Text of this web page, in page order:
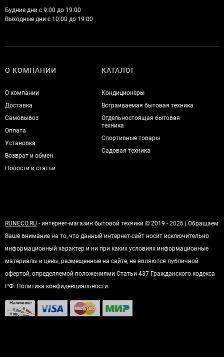
Будние дни с 9:00 до 19:00
Выходные дни с 10:00 до 19:00
О КОМПАНИИ
О компании
Доставка
Самовывоз
Оплата
Установка
Возврат и обмен
Новости и статьи
КАТАЛОГ
Кондиционеры
Встраиваемая бытовая техника
Отдельностоящая бытовая
техника
Спортивные товары
Садовая техника
RUNECO.RU - интернет-магазин бытовой техники © 2019 - 2026 | Обращаем
Ваше внимание на то, что данный интернет-сайт носит исключительно
информационный характер и ни при каких условиях информационные
материалы и цены, размещенные на сайте, не являются публичной
офертой, определяемой положениями Статьи 437 Гражданского кодекса
РФ. Политика конфиденциальности.